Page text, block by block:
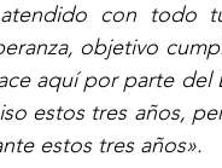
atendido con todo
objetivo
aquí por parte del
estos tres años,
estos tres años».